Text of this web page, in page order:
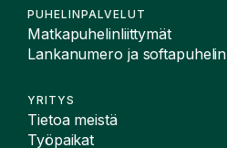
PUHELINPALVELUT
Matkapuhelinliittymät
Lankanumero ja softapuhelin
YRITYS
Tietoa meistä
Työpaikat